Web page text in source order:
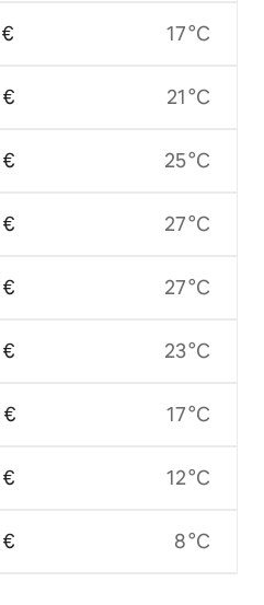
17 °C
21 °C
25 °C
27 °C
27 °C
23 °C
17 °C
12 °C
8 °C